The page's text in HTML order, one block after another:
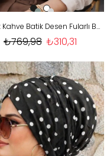
Kemik Kahve Batik Desen Fularlı Bone
₺310,31
₺769,98